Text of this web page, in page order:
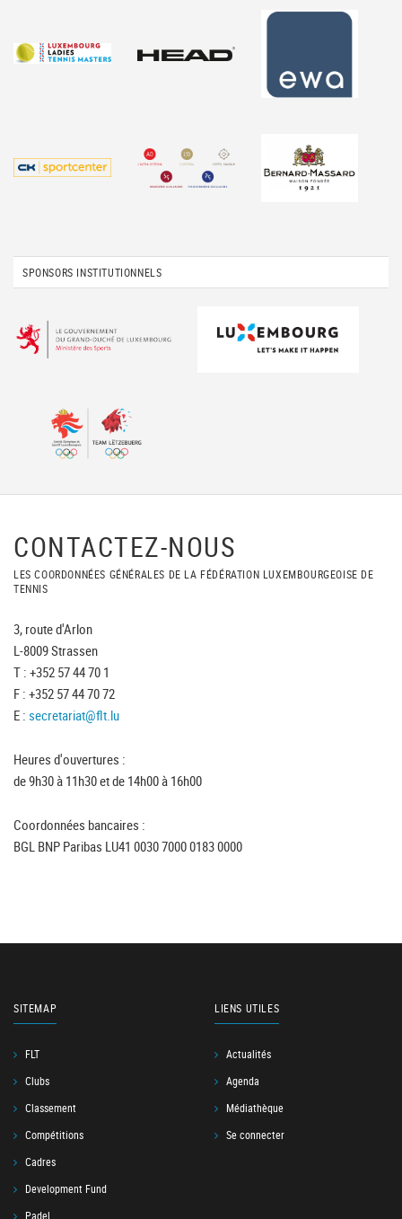
SPONSORS INSTITUTIONNELS
CONTACTEZ-NOUS
LES COORDONNÉES GÉNÉRALES DE LA FÉDÉRATION LUXEMBOURGEOISE DE
TENNIS
3, route d'Arlon
L-8009 Strassen
T : +352 57 44 70 1
F : +352 57 44 70 72
E : secretariat@flt.lu
Heures d'ouvertures :
de 9h30 à 11h30 et de 14h00 à 16h00
Coordonnées bancaires :
BGL BNP Paribas LU41 0030 7000 0183 0000
SITEMAP
FLT
Clubs
Classement
Compétitions
Cadres
Development Fund
Padel
LIENS UTILES
Actualités
Agenda
Médiathèque
Se connecter